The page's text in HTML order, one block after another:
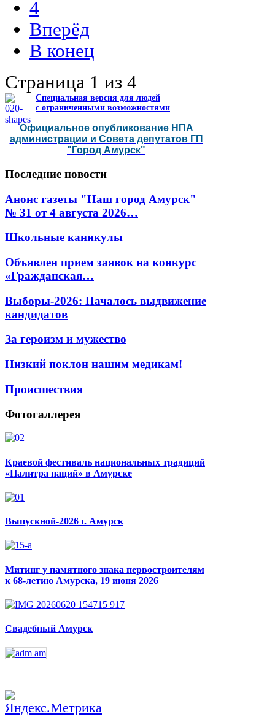
4
Вперёд
В конец
Страница 1 из 4
Специальная версия для людей
с ограниченными возможностями
Официальное опубликование НПА
администрации и Совета депутатов ГП
"Город Амурск"
Последние новости
Анонс газеты "Наш город Амурск"
№ 31 от 4 августа 2026…
Школьные каникулы
Объявлен прием заявок на конкурс
«Гражданская…
Выборы-2026: Началось выдвижение
кандидатов
За героизм и мужество
Низкий поклон нашим медикам!
Происшествия
Фотогаллерея
Краевой фестиваль национальных традиций
«Палитра наций» в Амурске
Выпускной-2026 г. Амурск
Митинг у памятного знака первостроителям
к 68-летию Амурска, 19 июня 2026
Свадебный Амурск